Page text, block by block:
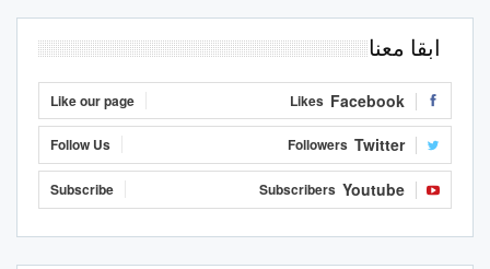
ابقا معنا
Facebook
Likes
Like our page
Twitter
Followers
Follow Us
Youtube
Subscribers
Subscribe